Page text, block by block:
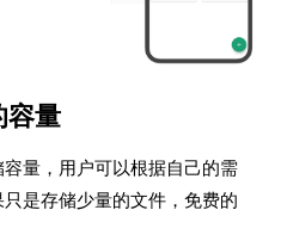
容量
量，用户可以根据自己的需
是存储少量的文件，免费的